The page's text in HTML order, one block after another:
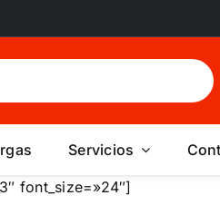
Servicios
font_size=»24″]